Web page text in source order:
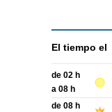
El tiempo el
de 02 h
a 08 h
de 08 h